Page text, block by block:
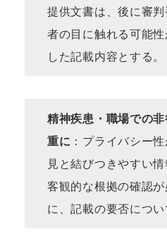
提供文書は、後に審
者の目に触れる可能
した記載内容とする。
精神疾患・職場での
重に ：プライバシー
見と結びつきやすい
客観的な根拠の確認
に、記載の要否につい